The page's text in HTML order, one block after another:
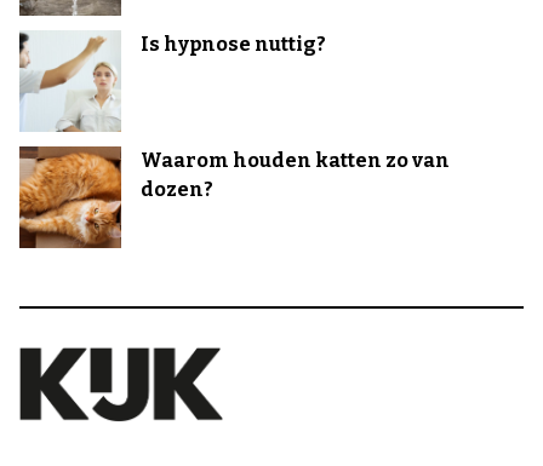
Is hypnose nuttig?
Waarom houden katten zo van
dozen?